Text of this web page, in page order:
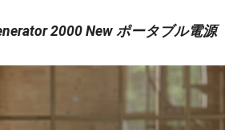
2000 New ポータブル電源